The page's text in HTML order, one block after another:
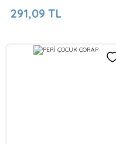
291,09 TL